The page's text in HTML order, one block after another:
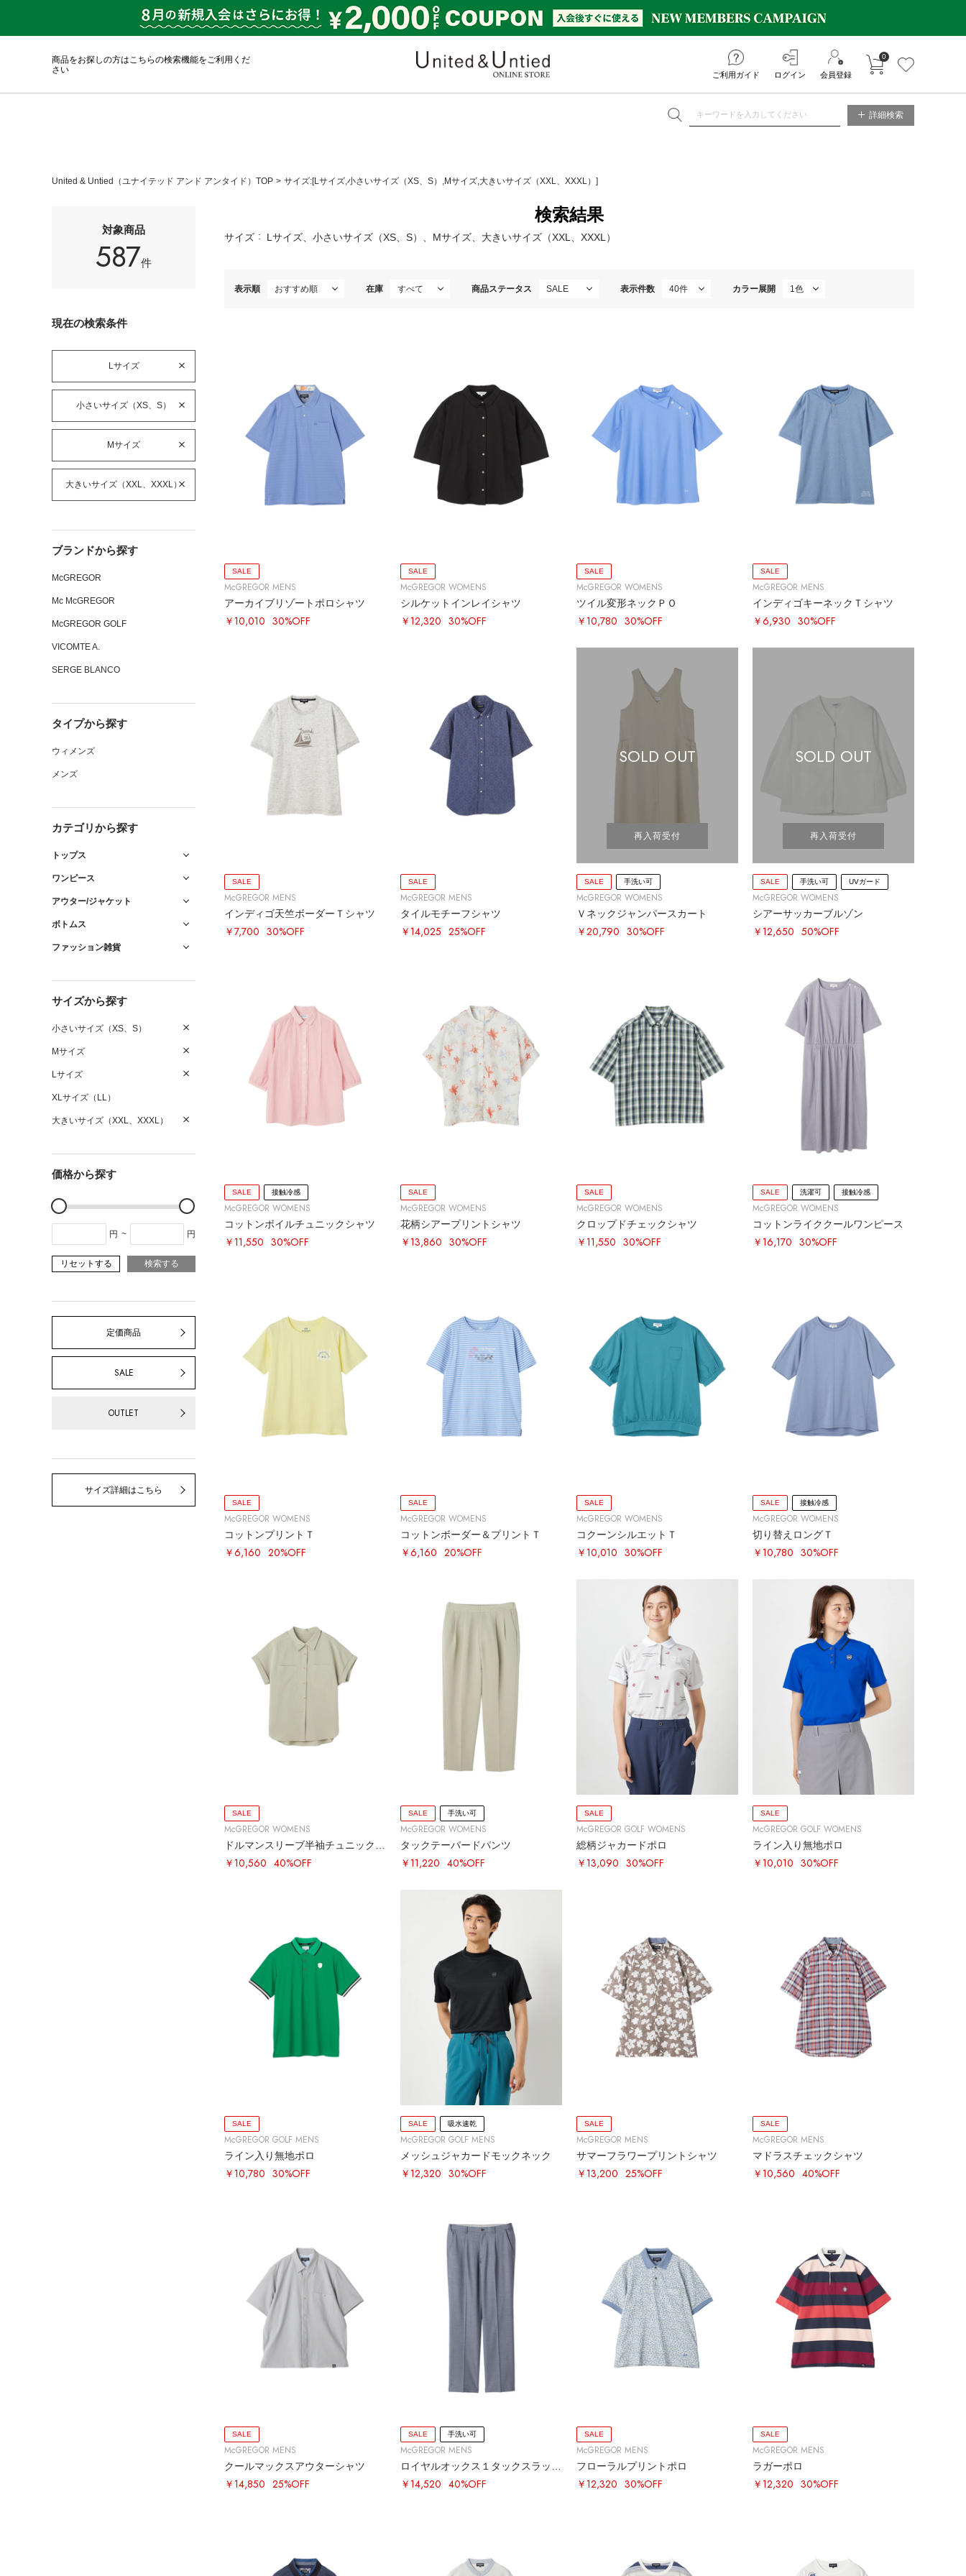
商品をお探しの方はこちらの検索機能をご利用くだ
さい
ご利用ガイド ログイン 会員登録
カートに入れる
0
詳細検索
United & Untied（ユナイテッド アンド アンタイド）TOP サイズ:[Lサイズ,小さいサイズ（XS、S）,Mサイズ,大きいサイズ（XXL、XXXL）]
対象商品
587件
現在の検索条件
Lサイズ
小さいサイズ（XS、S）
Mサイズ
大きいサイズ（XXL、XXXL）
ブランドから探す
McGREGOR
Mc McGREGOR
McGREGOR GOLF
VICOMTE A.
SERGE BLANCO
タイプから探す
ウィメンズ
メンズ
カテゴリから探す
トップス
ワンピース
アウター/ジャケット
ボトムス
ファッション雑貨
サイズから探す
小さいサイズ（XS、S）
Mサイズ
Lサイズ
XLサイズ（LL）
大きいサイズ（XXL、XXXL）
価格から探す
円 ~ 円
リセットする 検索する
定価商品
SALE
OUTLET
サイズ詳細はこちら
検索結果
サイズ Lサイズ、小さいサイズ（XS、S）、Mサイズ、大きいサイズ（XXL、XXXL）
表示順 在庫 商品ステータス 表示件数 カラー展開
SALE
McGREGOR MENS
アーカイブリゾートポロシャツ
￥10,010 30%OFF
SALE
McGREGOR WOMENS
シルケットインレイシャツ
￥12,320 30%OFF
SALE
McGREGOR WOMENS
ツイル変形ネックＰＯ
￥10,780 30%OFF
SALE
McGREGOR MENS
インディゴキーネックＴシャツ
￥6,930 30%OFF
SALE
McGREGOR MENS
インディゴ天竺ボーダーＴシャツ
￥7,700 30%OFF
SALE
McGREGOR MENS
タイルモチーフシャツ
￥14,025 25%OFF
SOLD OUT
再入荷受付
SALE 手洗い可
McGREGOR WOMENS
Ｖネックジャンパースカート
￥20,790 30%OFF
SOLD OUT
再入荷受付
SALE 手洗い可 UVガード
McGREGOR WOMENS
シアーサッカーブルゾン
￥12,650 50%OFF
SALE 接触冷感
McGREGOR WOMENS
コットンボイルチュニックシャツ
￥11,550 30%OFF
SALE
McGREGOR WOMENS
花柄シアープリントシャツ
￥13,860 30%OFF
SALE
McGREGOR WOMENS
クロップドチェックシャツ
￥11,550 30%OFF
SALE 洗濯可 接触冷感
McGREGOR WOMENS
コットンライククールワンピース
￥16,170 30%OFF
SALE
McGREGOR WOMENS
コットンプリントＴ
￥6,160 20%OFF
SALE
McGREGOR WOMENS
コットンボーダー＆プリントＴ
￥6,160 20%OFF
SALE
McGREGOR WOMENS
コクーンシルエットＴ
￥10,010 30%OFF
SALE 接触冷感
McGREGOR WOMENS
切り替えロングＴ
￥10,780 30%OFF
SALE
McGREGOR WOMENS
￥10,560 40%OFF
SALE 手洗い可
McGREGOR WOMENS
タックテーパードパンツ
￥11,220 40%OFF
SALE
McGREGOR GOLF WOMENS
総柄ジャカードポロ
￥13,090 30%OFF
SALE
McGREGOR GOLF WOMENS
ライン入り無地ポロ
￥10,010 30%OFF
SALE
McGREGOR GOLF MENS
ライン入り無地ポロ
￥10,780 30%OFF
SALE 吸水速乾
McGREGOR GOLF MENS
メッシュジャカードモックネック
￥12,320 30%OFF
SALE
McGREGOR MENS
サマーフラワープリントシャツ
￥13,200 25%OFF
SALE
McGREGOR MENS
マドラスチェックシャツ
￥10,560 40%OFF
SALE
McGREGOR MENS
クールマックスアウターシャツ
￥14,850 25%OFF
SALE 手洗い可
McGREGOR MENS
￥14,520 40%OFF
SALE
McGREGOR MENS
フローラルプリントポロ
￥12,320 30%OFF
SALE
McGREGOR MENS
ラガーポロ
￥12,320 30%OFF